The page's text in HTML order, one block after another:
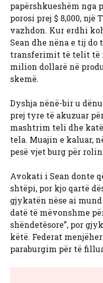
papërshkueshëm nga
porosi prej $ 8,000, një
vazhdon. Kur erdhi
Sean dhe nëna e tij
transferimit të telit të
milion dollarë në
skemë.
Dyshja nënë-bir u
prej tyre të akuzuar
mashtrim teli dhe
tela. Muajin e kaluar,
pesë vjet burg për
Avokati i Sean donte
shtëpi, por kjo qartë
gjykatën nëse ai
datë të mëvonshme
shëndetësore”, por
këtë. Federat
paraburgim për të